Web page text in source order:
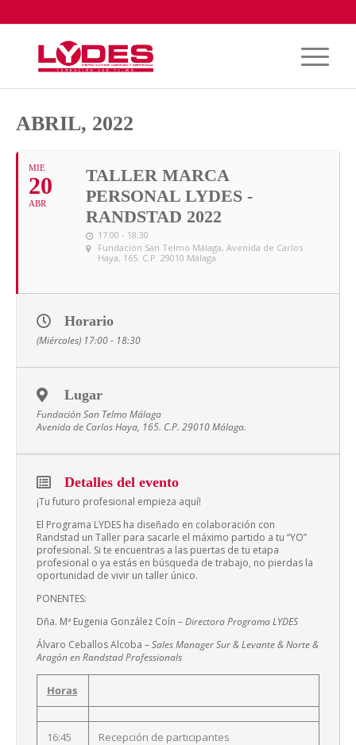
ABRIL, 2022
MIE
20
ABR
TALLER MARCA
PERSONAL LYDES -
RANDSTAD 2022
17:00 - 18:30
Fundación San Telmo Málaga, Avenida de Carlos
Haya, 165. C.P. 29010 Málaga.
Horario
(Miércoles) 17:00 - 18:30
Lugar
Fundación San Telmo Málaga
Avenida de Carlos Haya, 165. C.P. 29010 Málaga.
Detalles del evento
¡Tu futuro profesional empieza aquí!
El Programa LYDES ha diseñado en colaboración con
Randstad un Taller para sacarle el máximo partido a tu “YO”
profesional. Si te encuentras a las puertas de tu etapa
profesional o ya estás en búsqueda de trabajo, no pierdas la
oportunidad de vivir un taller único.
PONENTES:
Dña. Mª Eugenia González Coín –Directora Programa LYDES
Álvaro Ceballos Alcoba –Sales Manager Sur & Levante & Norte &
Aragón en Randstad Professionals
Horas
16:45 Recepción de participantes